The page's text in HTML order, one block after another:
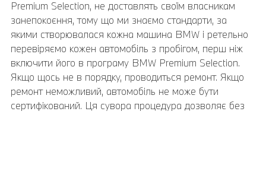
Premium Selection, не доставлять своїм власникам
занепокоєння, тому що ми знаємо стандарти, за
якими створювалася кожна машина BMW і ретельно
перевіряємо кожен автомобіль з пробігом, перш ніж
включити його в програму BMW Premium Selection.
Якщо щось не в порядку, проводиться ремонт. Якщо
ремонт неможливий, автомобіль не може бути
сертифікований. Ця сувора процедура дозволяє без